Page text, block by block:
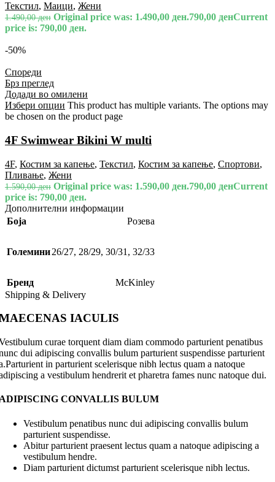
Текстил, Маици, Жени
1.490,00ден Original price was: 1.490,00 ден.790,00 денCurrent
price is: 790,00 ден.
-50%
Спореди
Брз преглед
Додади во омилени
Избери опции This product has multiple variants. The options may
be chosen on the product page
4F Swimwear Bikini W multi
4F, Костим за капење, Текстил, Костим за капење, Спортови,
Пливање, Жени
1.590,00ден Original price was: 1.590,00 ден.790,00 денCurrent
price is: 790,00 ден.
Дополнителни информации
Боја
Розева
Големини26/27, 28/29, 30/31 , 32/33
Бренд
McKinley
Shipping & Delivery
IACULIS
curae torquent diam diam commodo parturient penatibus
dui adipiscing convallis bulum parturient suspendisse parturient
in parturient scelerisque nibh lectus quam a natoque
a vestibulum hendrerit et pharetra fames nunc natoque dui.
CONVALLIS BULUM
Vestibulum penatibus nunc dui adipiscing convallis bulum
parturient suspendisse.
Abitur parturient praesent lectus quam a natoque adipiscing a
vestibulum hendre.
Diam parturient dictumst parturient scelerisque nibh lectus.